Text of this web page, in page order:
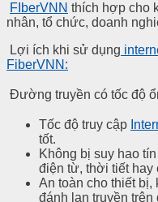
FIberVNN thích hợp cho
nhân, tổ chức, doanh
Lợi ích khi sử dụng
FiberVNN:
Đường truyền có tốc độ
Tốc độ truy cập
tốt.
Không bị suy hao
điện từ, thời tiết hay
An toàn cho thiết bị,
đánh lan truyền trên